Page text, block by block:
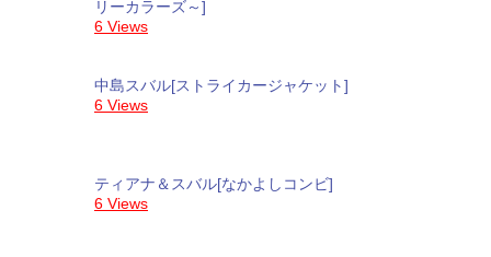
リーカラーズ～]
6 Views
中島スバル[ストライカージャケット]
6 Views
ティアナ＆スバル[なかよしコンビ]
6 Views